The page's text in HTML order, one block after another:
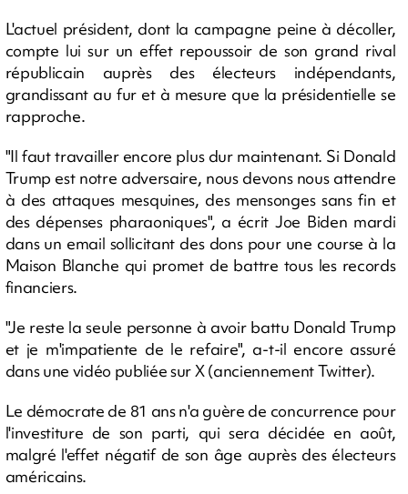
L'actuel président, dont la campagne peine à décoller,
compte lui sur un effet repoussoir de son grand rival
républicain auprès des électeurs indépendants,
grandissant au fur et à mesure que la présidentielle se
rapproche.
"Il faut travailler encore plus dur maintenant. Si Donald
Trump est notre adversaire, nous devons nous attendre
à des attaques mesquines, des mensonges sans fin et
des dépenses pharaoniques", a écrit Joe Biden mardi
dans un email sollicitant des dons pour une course à la
Maison Blanche qui promet de battre tous les records
financiers.
"Je reste la seule personne à avoir battu Donald Trump
et je m'impatiente de le refaire", a-t-il encore assuré
dans une vidéo publiée sur X (anciennement Twitter).
Le démocrate de 81 ans n'a guère de concurrence pour
l'investiture de son parti, qui sera décidée en août,
malgré l'effet négatif de son âge auprès des électeurs
américains.